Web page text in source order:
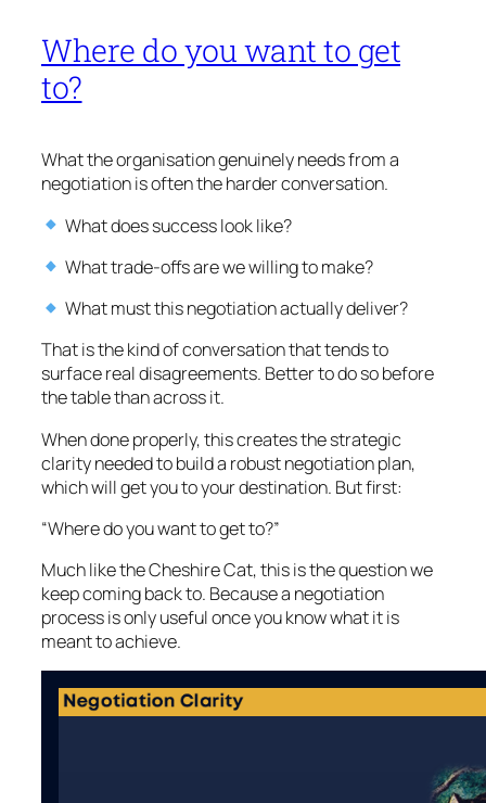
Where do you want to get
to?
What the organisation genuinely needs from a
negotiation is often the harder conversation.
What does success look like?
What trade-offs are we willing to make?
What must this negotiation actually deliver?
That is the kind of conversation that tends to
surface real disagreements. Better to do so before
the table than across it.
When done properly, this creates the strategic
clarity needed to build a robust negotiation plan,
which will get you to your destination. But first:
“Where do you want to get to?”
Much like the Cheshire Cat, this is the question we
keep coming back to. Because a negotiation
process is only useful once you know what it is
meant to achieve.